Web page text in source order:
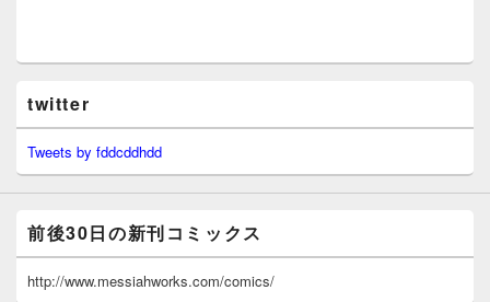
twitter
Tweets by fddcddhdd
前後30日の新刊コミックス
http://www.messiahworks.com/comics/